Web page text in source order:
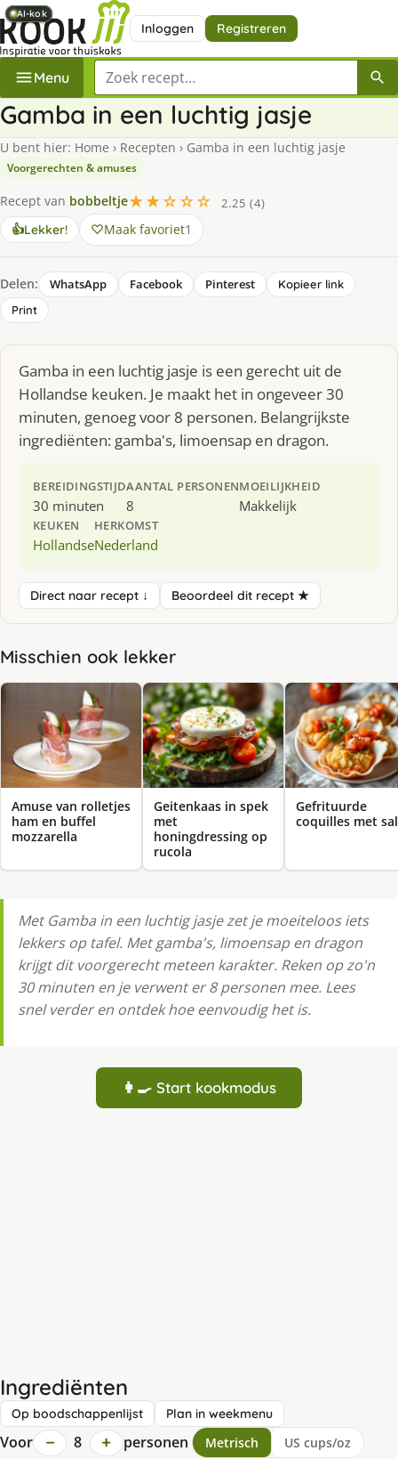
Inloggen Registreren
Menu Zoek een recept
Gamba in een luchtig jasje
U bent hier: Home › Recepten › Gamba in een luchtig jasje
Voorgerechten & amuses
Recept van bobbeltje★★☆☆☆
2.25 (4)
👍Lekker! Maak favoriet1
Delen: WhatsApp Facebook Pinterest
Kopieer link
Print
Gamba in een luchtig jasje is een gerecht uit de
Hollandse keuken. Je maakt het in ongeveer 30
minuten, genoeg voor 8 personen. Belangrijkste
ingrediënten: gamba's, limoensap en dragon.
BEREIDINGSTIJD
30 minuten
AANTAL PERSONEN
8
MOEILIJKHEID
Makkelijk
KEUKEN
Hollandse
HERKOMST
Nederland
Direct naar recept ↓ Beoordeel dit recept ★
Misschien ook lekker
Amuse van rolletjes
ham en buffel
mozzarella
AI-kok
Geitenkaas in spek
met
honingdressing op
rucola
AI-kok
Gefrituurde
coquilles met
AI-kok
AI-kok
Met Gamba in een luchtig jasje zet je moeiteloos iets
lekkers op tafel. Met gamba's, limoensap en dragon
krijgt dit voorgerecht meteen karakter. Reken op zo'n
30 minuten en je verwent er 8 personen mee. Lees
snel verder en ontdek hoe eenvoudig het is.
👩‍🍳 Start kookmodus
Ingrediënten
Op boodschappenlijst Plan in weekmenu
Voor − 8 + personen Metrisch US cups/oz